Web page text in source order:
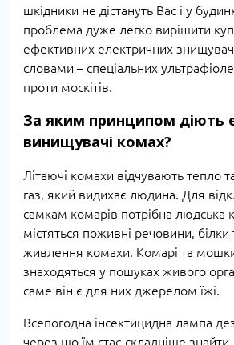
шкідники не дістануть Вас і у
проблема дуже легко вирішити
ефективних електричних
словами – спеціальних
проти москітів.
За яким принципом діють
винищувачі комах?
Літаючі комахи відчувають тепло
газ, який видихає людина. Для
самкам комарів потрібна людська
містяться поживні речовини,
живлення комахи. Комарі та
знаходяться у пошуках живого
саме він є для них джерелом їжі.
Всепогодна інсектицидна лампа